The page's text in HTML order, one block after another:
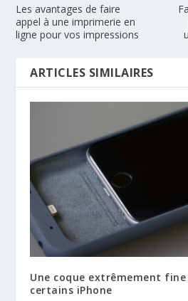
Les avantages de faire
appel à une imprimerie en
ligne pour vos impressions
ARTICLES SIMILAIRES
Une coque extrêmement
certains iPhone